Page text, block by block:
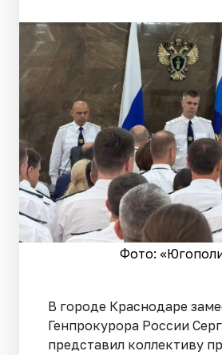
Фото:
В городе Краснодаре
Генпрокурора России
представил коллективу